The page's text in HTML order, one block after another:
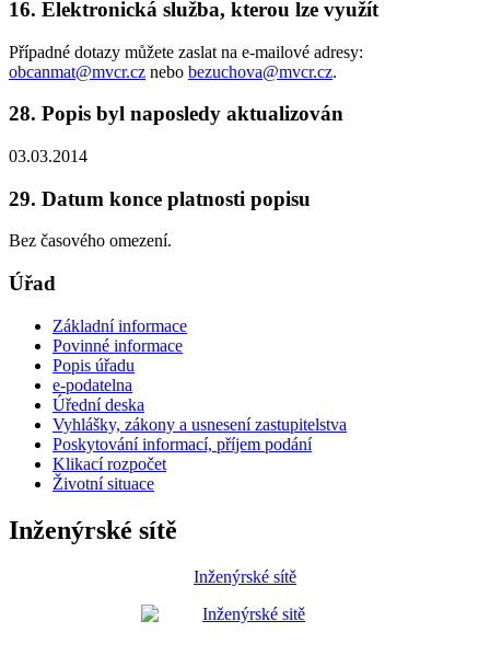
16. Elektronická služba, kterou lze využít
Případné dotazy můžete zaslat na e-mailové adresy:
obcanmat@mvcr.cz nebo bezuchova@mvcr.cz.
28. Popis byl naposledy aktualizován
03.03.2014
29. Datum konce platnosti popisu
Bez časového omezení.
Úřad
Základní informace
Povinné informace
Popis úřadu
e-podatelna
Úřední deska
Vyhlášky, zákony a usnesení zastupitelstva
Poskytování informací, příjem podání
Klikací rozpočet
Životní situace
Inženýrské sítě
Inženýrské sítě